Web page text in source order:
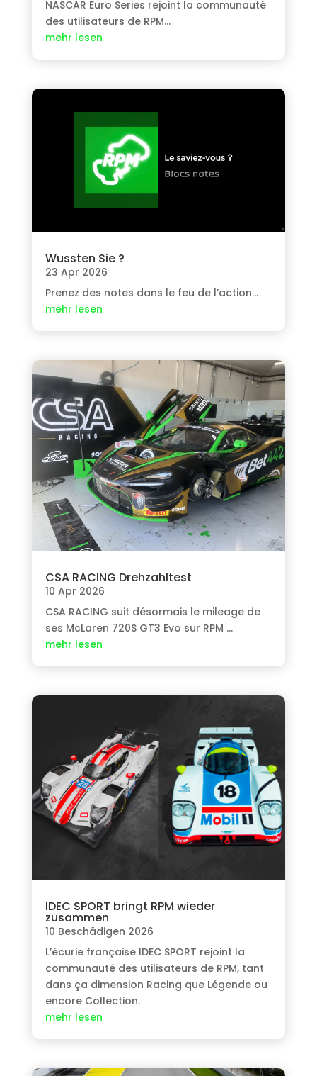
NASCAR Euro Series rejoint la communauté
des utilisateurs de RPM…
mehr lesen
Wussten Sie ?
23 Apr 2026
Prenez des notes dans le feu de l’action…
mehr lesen
CSA RACING Drehzahltest
10 Apr 2026
CSA RACING suit désormais le mileage de
ses McLaren 720S GT3 Evo sur RPM …
mehr lesen
IDEC SPORT bringt RPM wieder
zusammen
10 Beschädigen 2026
L’écurie française IDEC SPORT rejoint la
communauté des utilisateurs de RPM, tant
dans ça dimension Racing que Légende ou
encore Collection.
mehr lesen